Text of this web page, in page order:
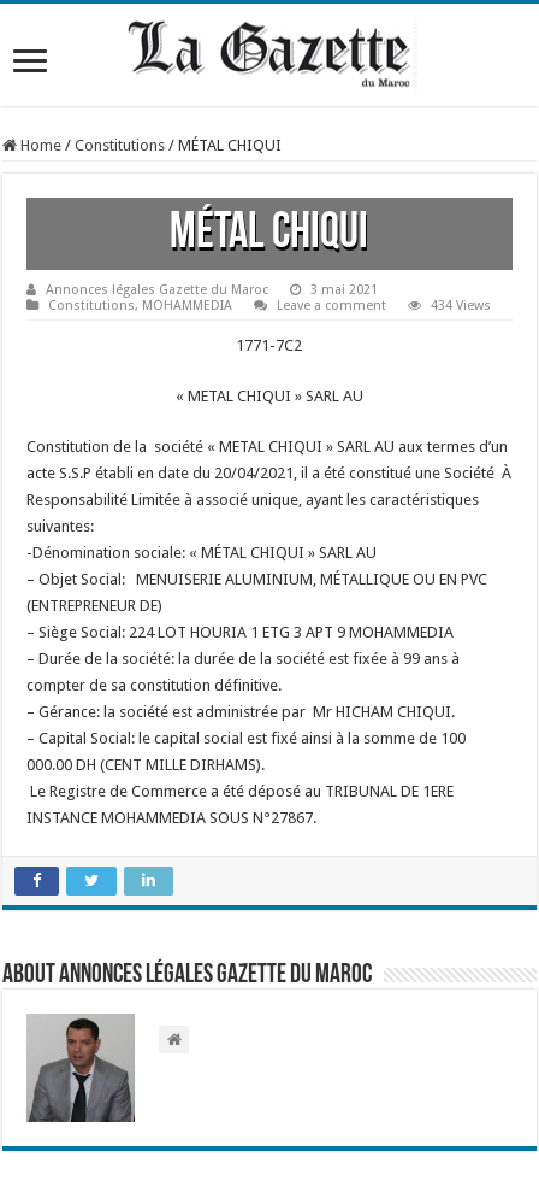
Home / Constitutions / MÉTAL CHIQUI
MÉTAL CHIQUI
Annonces légales Gazette du Maroc
3 mai 2021
Constitutions, MOHAMMEDIA Leave a comment 434 Views
1771-7C2
« METAL CHIQUI » SARL AU
Constitution de la société « METAL CHIQUI » SARL AU aux termes d’un
acte S.S.P établi en date du 20/04/2021, il a été constitué une Société À
Responsabilité Limitée à associé unique, ayant les caractéristiques
suivantes:
-Dénomination sociale: « MÉTAL CHIQUI » SARL AU
– Objet Social: MENUISERIE ALUMINIUM, MÉTALLIQUE OU EN PVC
(ENTREPRENEUR DE)
– Siège Social: 224 LOT HOURIA 1 ETG 3 APT 9 MOHAMMEDIA
– Durée de la société: la durée de la société est fixée à 99 ans à
compter de sa constitution définitive.
– Gérance: la société est administrée par Mr HICHAM CHIQUI.
– Capital Social: le capital social est fixé ainsi à la somme de 100
000.00 DH (CENT MILLE DIRHAMS).
Le Registre de Commerce a été déposé au TRIBUNAL DE 1ERE
INSTANCE MOHAMMEDIA SOUS N°27867.
About Annonces légales Gazette du Maroc